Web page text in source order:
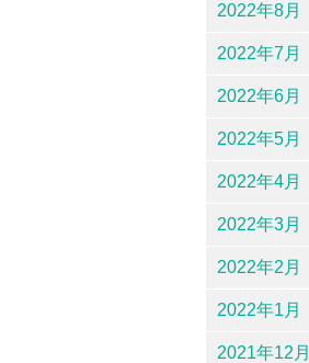
2022年8月
2022年7月
2022年6月
2022年5月
2022年4月
2022年3月
2022年2月
2022年1月
2021年12月